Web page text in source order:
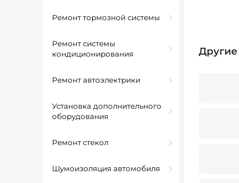
Ремонт тормозной системы
Ремонт системы
кондиционирования
Ремонт автоэлектрики
Установка дополнительного
оборудования
Ремонт стекол
Шумоизоляция автомобиля